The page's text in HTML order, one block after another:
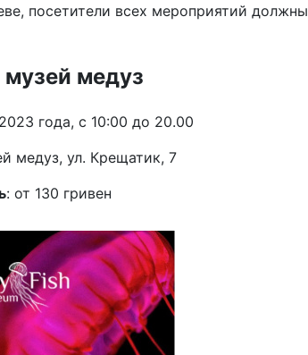
посетители всех мероприятий должны
медуз
года, с 10:00 до 20.00
медуз, ул. Крещатик, 7
: от 130 гривен